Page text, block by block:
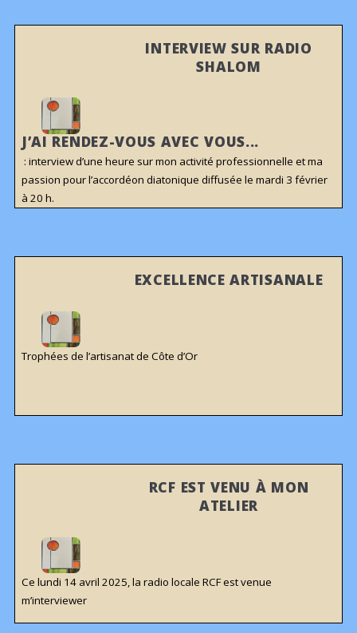
INTERVIEW SUR RADIO
SHALOM
J’AI RENDEZ-VOUS AVEC VOUS...
: interview d’une heure sur mon activité professionnelle et ma
passion pour l’accordéon diatonique diffusée le mardi 3 février
à 20 h.
EXCELLENCE ARTISANALE
Trophées de l’artisanat de Côte d’Or
RCF EST VENU À MON
ATELIER
Ce lundi 14 avril 2025, la radio locale RCF est venue
m’interviewer